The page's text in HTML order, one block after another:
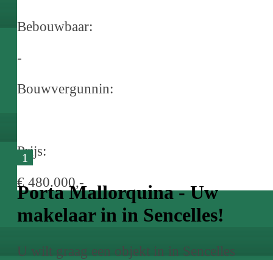
Bebouwbaar:
-
Bouwvergunnin:
Prijs:
€ 480.000,-
1
Porta Mallorquina - Uw
makelaar in in Sencelles!
U wilt graag een objekt in in Sencelles